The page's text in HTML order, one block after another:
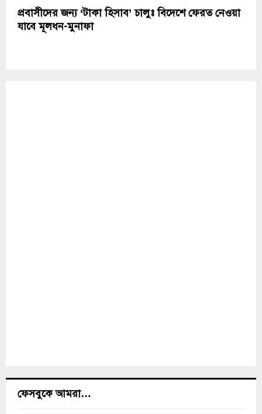
প্রবাসীদের জন্য ‘টাকা হিসাব’ চালুঃ বিদেশে ফেরত নেওয়া
যাবে মূলধন-মুনাফা
ফেসবুকে আমরা…